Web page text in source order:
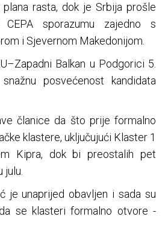
rasta, dok je Srbija prošle
sporazumu zajedno s
i Sjevernom Makedonijom.
Balkan u Podgorici 5.
posvećenost kandidata
članice da što prije formalno
klastere, uključujući Klaster 1
Kipra, dok bi preostalih pet
julu.
je unaprijed obavljen i sada su
se klasteri formalno otvore -